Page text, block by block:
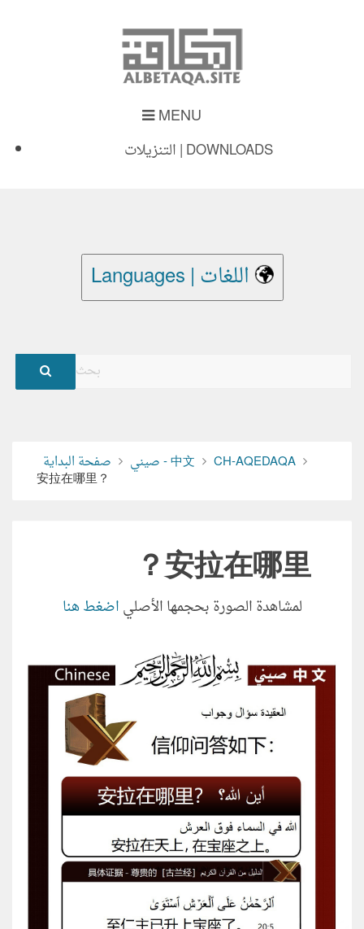
MENU
التنزيلات | DOWNLOADS
بحث
صفحة البداية صيني - 中文 CH-AQEDAQA
安拉在哪里？
安拉在哪里？
لمشاهدة الصورة بحجمها الأصلياضغط هنا